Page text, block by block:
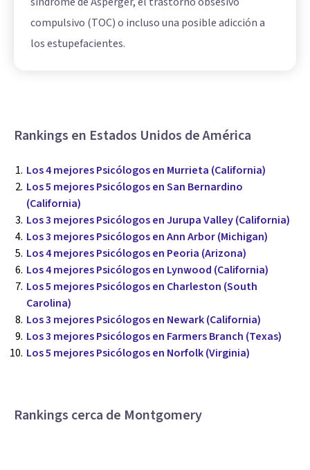
compulsivo (TOC) o incluso una posible adicción a
los estupefacientes.
Rankings en Estados Unidos de América
Los 4 mejores Psicólogos en Murrieta (California)
Los 5 mejores Psicólogos en San Bernardino
(California)
Los 3 mejores Psicólogos en Jurupa Valley (California)
Los 3 mejores Psicólogos en Ann Arbor (Michigan)
Los 4 mejores Psicólogos en Peoria (Arizona)
Los 4 mejores Psicólogos en Lynwood (California)
Los 5 mejores Psicólogos en Charleston (South
Carolina)
Los 3 mejores Psicólogos en Newark (California)
Los 3 mejores Psicólogos en Farmers Branch (Texas)
Los 5 mejores Psicólogos en Norfolk (Virginia)
Rankings cerca de Montgomery